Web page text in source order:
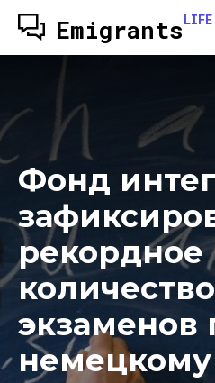
EmigrantsLIFE
Фонд
рекордное
количество
экзаменов